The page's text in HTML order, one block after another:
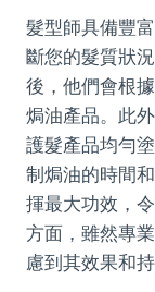
髮型師具備豐
斷您的髮質狀
後，他們會根
焗油產品。此
護髮產品均勻
制焗油的時間
揮最大功效，
方面，雖然專
慮到其效果和